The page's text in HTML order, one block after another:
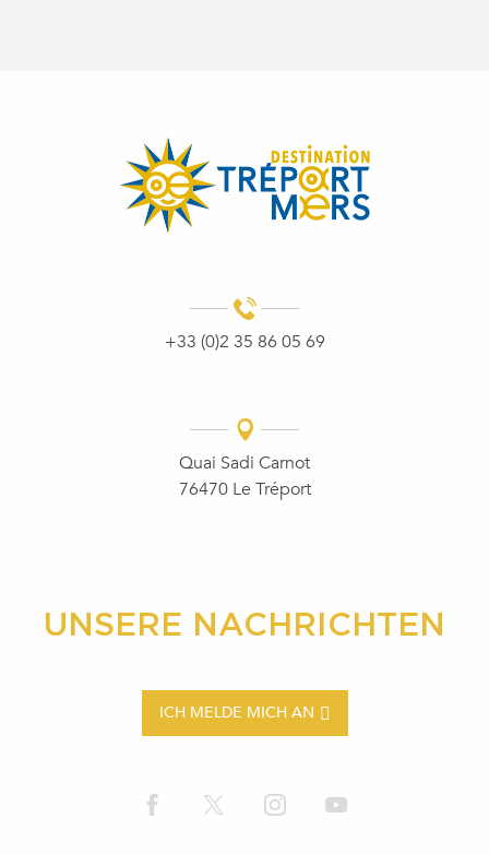
+33 (0)2 35 86 05 69
Quai Sadi Carnot
76470 Le Tréport
UNSERE NACHRICHTEN
ICH MELDE MICH AN